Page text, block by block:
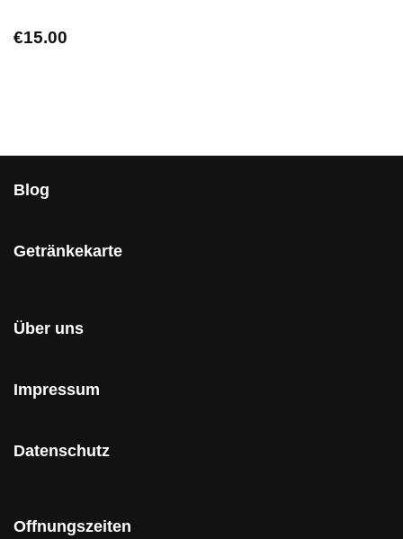
€15.00
Blog
Getränkekarte
Über uns
Impressum
Datenschutz
Offnungszeiten